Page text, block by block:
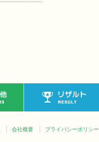
リザルト
会社概要 プライバシーポリシー